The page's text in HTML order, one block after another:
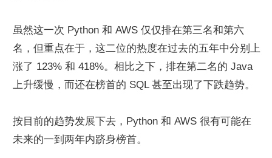
虽然这一次 Python 和 AWS 仅仅排在第三名和第六
名，但重点在于，这二位的热度在过去的五年中分别上
涨了 123% 和 418%。相比之下，排在第二名的 Java
上升缓慢，而还在榜首的 SQL 甚至出现了下跌趋势。
按目前的趋势发展下去，Python 和 AWS 很有可能在
未来的一到两年内跻身榜首。